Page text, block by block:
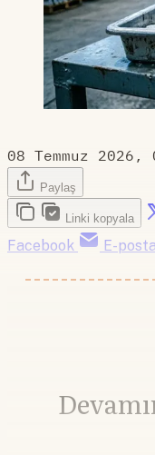
08 Temmuz 2026,
Paylaş
Linki kopyala
Facebook
E-posta